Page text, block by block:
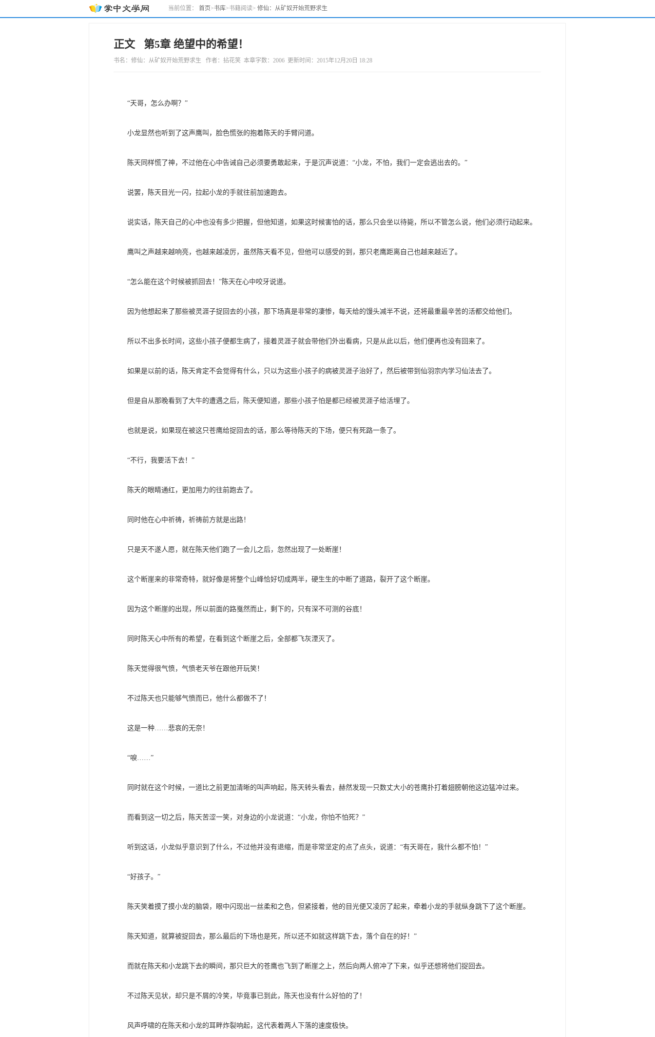
当前位置： 首页>书库>书籍阅读> 修仙：从矿奴开始荒野求生
正文 第5章 绝望中的希望！
书名：修仙：从矿奴开始荒野求生 作者：拈花笑 本章字数：2006 更新时间：2015年12月20日 18:28
“天哥，怎么办啊？”
小龙显然也听到了这声鹰叫，脸色慌张的抱着陈天的手臂问道。
陈天同样慌了神，不过他在心中告诫自己必须要勇敢起来，于是沉声说道：“小龙，不怕，我们一定会逃出去的。”
说罢，陈天目光一闪，拉起小龙的手就往前加速跑去。
说实话，陈天自己的心中也没有多少把握，但他知道，如果这时候害怕的话，那么只会坐以待毙，所以不管怎么说，他们必须行动起来。
鹰叫之声越来越响亮，也越来越凌厉，虽然陈天看不见，但他可以感受的到，那只老鹰距离自己也越来越近了。
“怎么能在这个时候被抓回去！”陈天在心中咬牙说道。
因为他想起来了那些被灵涯子捉回去的小孩，那下场真是非常的凄惨，每天给的馒头减半不说，还将最重最辛苦的活都交给他们。
所以不出多长时间，这些小孩子便都生病了，接着灵涯子就会带他们外出看病，只是从此以后，他们便再也没有回来了。
如果是以前的话，陈天肯定不会觉得有什么，只以为这些小孩子的病被灵涯子治好了，然后被带到仙羽宗内学习仙法去了。
但是自从那晚看到了大牛的遭遇之后，陈天便知道，那些小孩子怕是都已经被灵涯子给活埋了。
也就是说，如果现在被这只苍鹰给捉回去的话，那么等待陈天的下场，便只有死路一条了。
“不行，我要活下去！”
陈天的眼睛通红，更加用力的往前跑去了。
同时他在心中祈祷，祈祷前方就是出路！
只是天不遂人愿，就在陈天他们跑了一会儿之后，忽然出现了一处断崖！
这个断崖来的非常奇特，就好像是将整个山峰恰好切成两半，硬生生的中断了道路，裂开了这个断崖。
因为这个断崖的出现，所以前面的路戛然而止，剩下的，只有深不可测的谷底！
同时陈天心中所有的希望，在看到这个断崖之后，全部都飞灰湮灭了。
陈天觉得很气愤，气愤老天爷在跟他开玩笑！
不过陈天也只能够气愤而已，他什么都做不了！
这是一种……悲哀的无奈！
“唳……”
同时就在这个时候，一道比之前更加清晰的叫声响起，陈天转头看去，赫然发现一只数丈大小的苍鹰扑打着翅膀朝他这边猛冲过来。
而看到这一切之后，陈天苦涩一笑，对身边的小龙说道：“小龙，你怕不怕死？”
听到这话，小龙似乎意识到了什么，不过他并没有退缩，而是非常坚定的点了点头，说道：“有天哥在，我什么都不怕！”
“好孩子。”
陈天笑着摸了摸小龙的脑袋，眼中闪现出一丝柔和之色，但紧接着，他的目光便又凌厉了起来，牵着小龙的手就纵身跳下了这个断崖。
陈天知道，就算被捉回去，那么最后的下场也是死，所以还不如就这样跳下去，落个自在的好！”
而就在陈天和小龙跳下去的瞬间，那只巨大的苍鹰也飞到了断崖之上，然后向两人俯冲了下来，似乎还想将他们捉回去。
不过陈天见状，却只是不屑的冷笑，毕竟事已到此，陈天也没有什么好怕的了！
风声呼啸的在陈天和小龙的耳畔炸裂响起，这代表着两人下落的速度极快。